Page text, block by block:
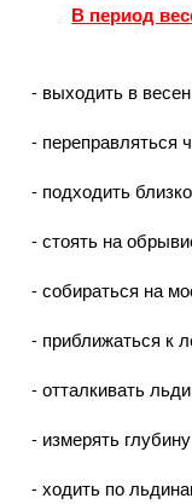
В период
- выходить в
- переправляться
- подходить
- стоять на
- собираться на
- приближаться к
- отталкивать
- измерять
- ходить по